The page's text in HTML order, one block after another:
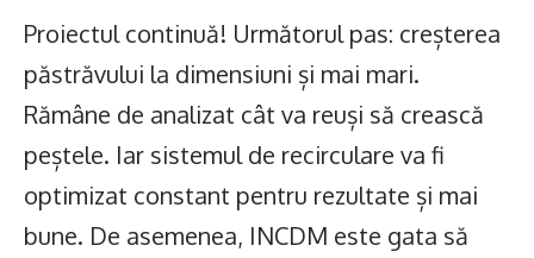
Proiectul continuă! Următorul pas: creșterea
păstrăvului la dimensiuni și mai mari.
Rămâne de analizat cât va reuși să crească
peștele. Iar sistemul de recirculare va fi
optimizat constant pentru rezultate și mai
bune. De asemenea, INCDM este gata să